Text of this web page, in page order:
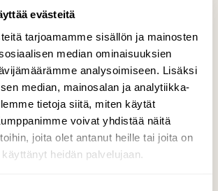
evästeitä
tarjoamamme sisällön ja mainosten
median ominaisuuksien
analysoimiseen. Lisäksi
median, mainosalan ja analytiikka-
tietoja siitä, miten käytät
voivat yhdistää näitä
joita olet antanut heille tai joita on
heidän palvelujaan.
pellolla
paistatteli ruokailun ohessa
lämmössä.
Kangassalo, Härkämäki, Turku
15.4.2020